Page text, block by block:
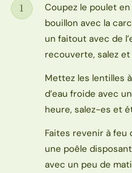
Étape
1
Coupez le poulet
bouillon avec la
un faitout avec de
recouverte, salez
Mettez les lentilles
d’eau froide avec
heure, salez-es et
Faites revenir à feu
une poêle
avec un peu de